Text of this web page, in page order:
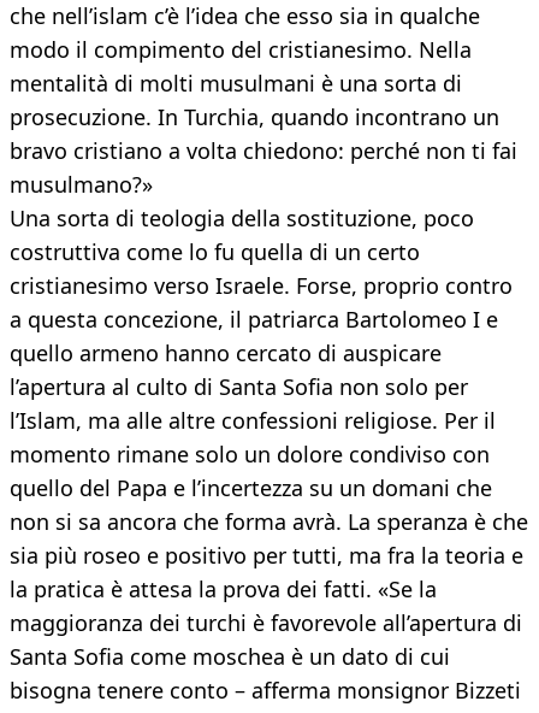
che nell’islam c’è l’idea che esso sia in qualche
modo il compimento del cristianesimo. Nella
mentalità di molti musulmani è una sorta di
prosecuzione. In Turchia, quando incontrano un
bravo cristiano a volta chiedono: perché non ti fai
musulmano?»
Una sorta di teologia della sostituzione, poco
costruttiva come lo fu quella di un certo
cristianesimo verso Israele. Forse, proprio contro
a questa concezione, il patriarca Bartolomeo I e
quello armeno hanno cercato di auspicare
l’apertura al culto di Santa Sofia non solo per
l’Islam, ma alle altre confessioni religiose. Per il
momento rimane solo un dolore condiviso con
quello del Papa e l’incertezza su un domani che
non si sa ancora che forma avrà. La speranza è che
sia più roseo e positivo per tutti, ma fra la teoria e
la pratica è attesa la prova dei fatti. «Se la
maggioranza dei turchi è favorevole all’apertura di
Santa Sofia come moschea è un dato di cui
bisogna tenere conto – afferma monsignor Bizzeti